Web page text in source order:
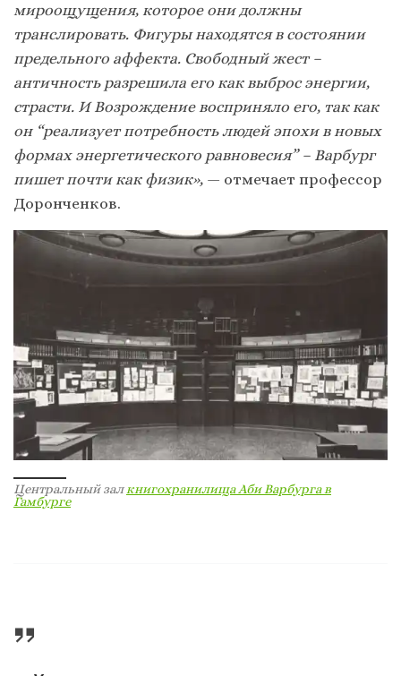
мироощущения, которое они должны
транслировать. Фигуры находятся в состоянии
предельного аффекта. Свободный жест –
античность разрешила его как выброс энергии,
страсти. И Возрождение восприняло его, так как
он “реализует потребность людей эпохи в новых
формах энергетического равновесия” – Варбург
пишет почти как физик», — отмечает профессор
Доронченков.
Центральный залкнигохранилища Аби Варбурга в
Гамбурге